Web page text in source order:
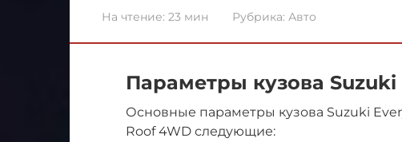
На чтение: 23 мин Рубрика: Авто
Параметры кузова Suzuki
Основные параметры кузова Suzuki
Roof 4WD следующие: